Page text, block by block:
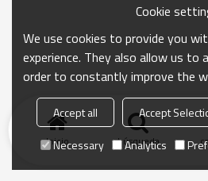
Inicio búsqueda
Cookie
We use cookies to provide you
experience. They also allow us to
order to constantly improve the
Accept all Accept
Necessary
Analytics